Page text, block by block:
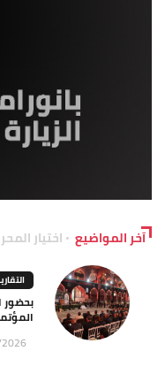
آخر المواضيع اختيار
بحضور